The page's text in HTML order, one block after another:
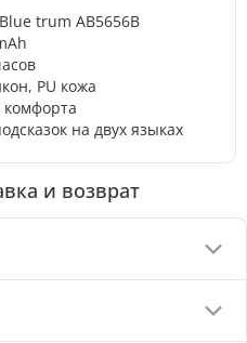
trum AB5656B
PU кожа
на двух языках
и возврат
грн - полная предоплата)
ApplePay